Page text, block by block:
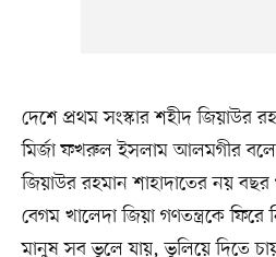
দেশে প্রথম সংস্কার শহীদ জিয়াউর
মির্জা ফখরুল ইসলাম আলমগীর
জিয়াউর রহমান শাহাদাতের নয়
বেগম খালেদা জিয়া গণতন্ত্রকে
মানুষ সব ভুলে যায়, ভুলিয়ে দিতে